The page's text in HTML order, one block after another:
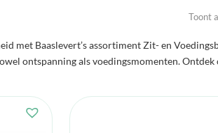
Toont
met Baaslevert’s assortiment Zit- en
ontspanning als voedingsmomenten.